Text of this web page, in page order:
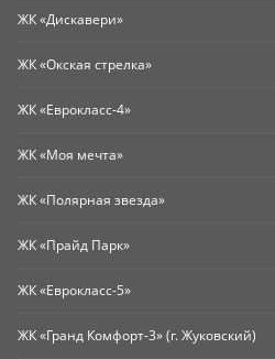
ЖК «Дискавери»
ЖК «Окская стрелка»
ЖК «Еврокласс-4»
ЖК «Моя мечта»
ЖК «Полярная звезда»
ЖК «Прайд Парк»
ЖК «Еврокласс-5»
ЖК «Гранд Комфорт-3» (г. Жуковский)